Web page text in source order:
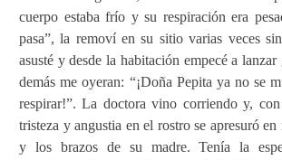
cuerpo estaba frío y su respiración era
pasa”, la removí en su sitio varias veces
asusté y desde la habitación empecé a
demás me oyeran: “¡Doña Pepita ya no se
respirar!”. La doctora vino corriendo y,
tristeza y angustia en el rostro se apresuró en
y los brazos de su madre. Tenía la